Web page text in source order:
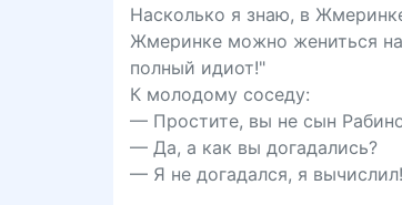
Насколько я знаю, в
Жмеринке можно жениться
полный идиот!"
К молодому соседу:
— Простите, вы не сын
— Да, а как вы догадались?
— Я не догадался, я вычислил!